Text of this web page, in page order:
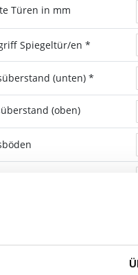
Türen in mm
Spiegeltür/en *
(unten) *
(oben)
USB innen